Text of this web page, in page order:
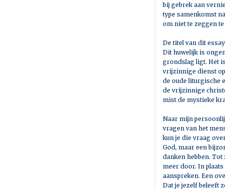
bij gebrek aan
type samenkomst
om niet te zeggen
De titel van dit
Dit huwelijk is
grondslag ligt. Het
vrijzinnige dienst
de oude liturgische
de vrijzinnige
mist de mystieke
Naar mijn
vragen van het
kun je die vraag
God, maar een
danken hebben.
meer door. In
aanspreken. Een
Dat je jezelf beleeft